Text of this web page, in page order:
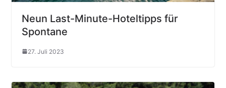
Neun Last-Minute-Hoteltipps für
Spontane
27. Juli 2023